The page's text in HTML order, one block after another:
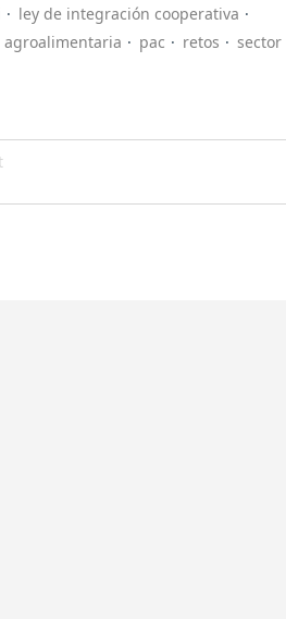
ley de integración cooperativa
agroalimentaria
pac retos